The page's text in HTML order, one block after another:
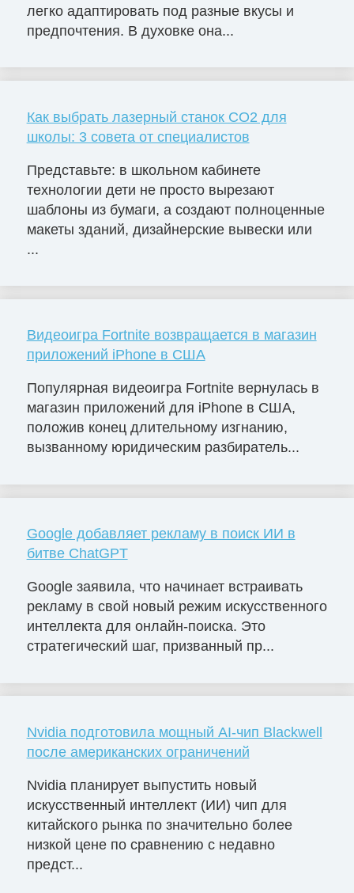
легко адаптировать под разные вкусы и
предпочтения. В духовке она...
Как выбрать лазерный станок СО2 для
школы: 3 совета от специалистов
Представьте: в школьном кабинете
технологии дети не просто вырезают
шаблоны из бумаги, а создают полноценные
макеты зданий, дизайнерские вывески или
...
Видеоигра Fortnite возвращается в магазин
приложений iPhone в США
Популярная видеоигра Fortnite вернулась в
магазин приложений для iPhone в США,
положив конец длительному изгнанию,
вызванному юридическим разбиратель...
Google добавляет рекламу в поиск ИИ в
битве ChatGPT
Google заявила, что начинает встраивать
рекламу в свой новый режим искусственного
интеллекта для онлайн-поиска. Это
стратегический шаг, призванный пр...
Nvidia подготовила мощный AI-чип Blackwell
после американских ограничений
Nvidia планирует выпустить новый
искусственный интеллект (ИИ) чип для
китайского рынка по значительно более
низкой цене по сравнению с недавно
предст...